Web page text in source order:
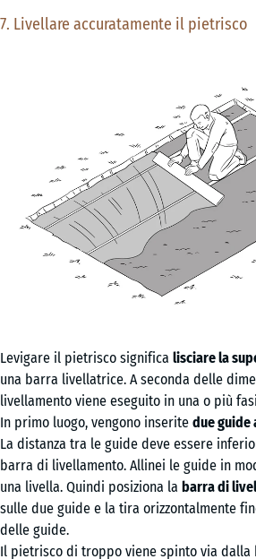
7. Livellare accuratamente il pietrisco
Levigare il pietrisco significa lisciare la
una barra livellatrice. A seconda delle
livellamento viene eseguito in una o più
In primo luogo, vengono inserite due guide
La distanza tra le guide deve essere
barra di livellamento. Allinei le guide in
una livella. Quindi posiziona la barra di
sulle due guide e la tira orizzontalmente
delle guide.
Il pietrisco di troppo viene spinto via